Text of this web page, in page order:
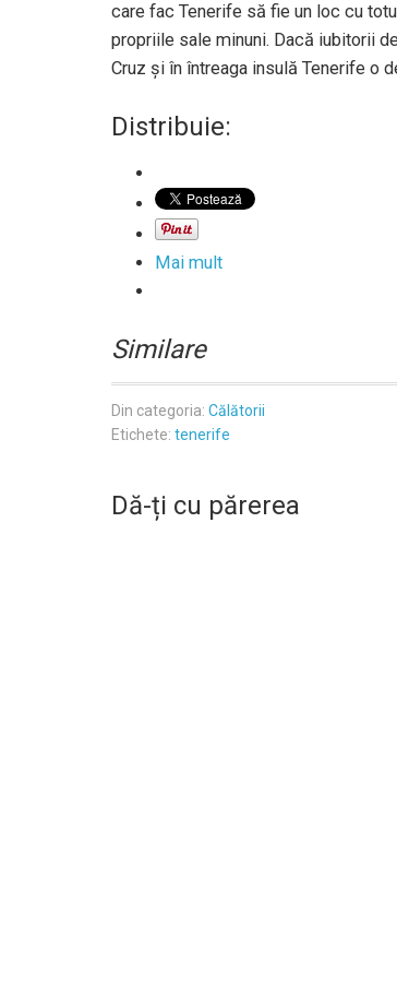
care fac Tenerife să fie un loc cu
propriile sale minuni. Dacă iubitorii
Cruz și în întreaga insulă Tenerife o
Distribuie:
Mai mult
Similare
Din categoria: Călătorii
Etichete: tenerife
Dă-ți cu părerea